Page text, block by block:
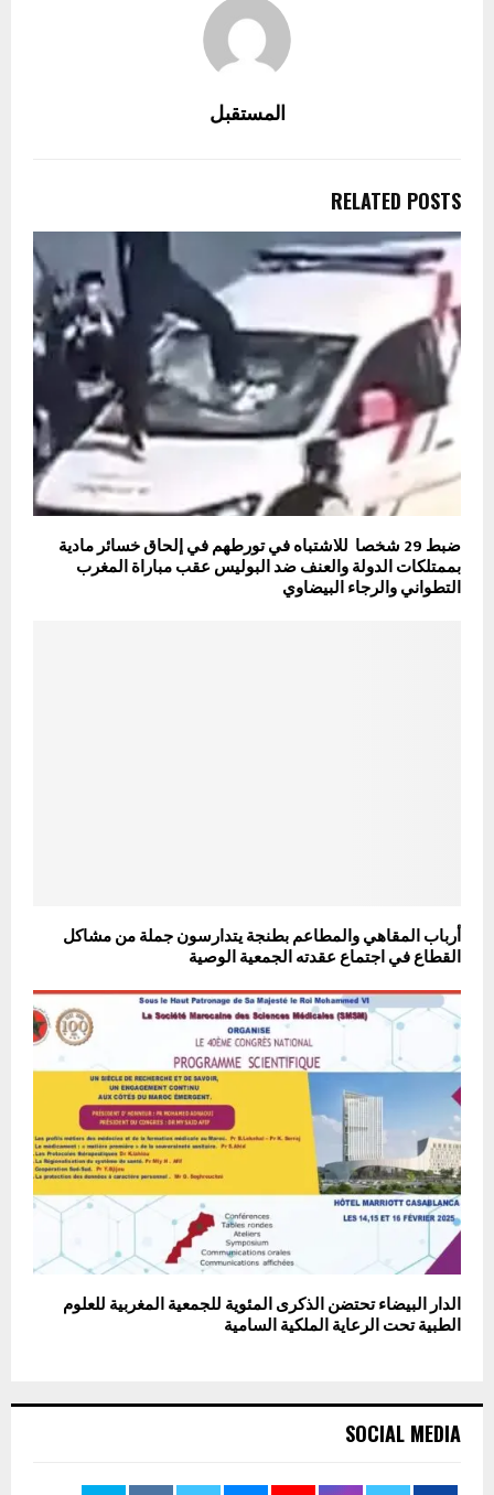
المستقبل
RELATED POSTS
ضبط 29 شخصا للاشتباه في تورطهم في إلحاق خسائر مادية
بممتلكات الدولة والعنف ضد البوليس عقب مباراة المغرب
التطواني والرجاء البيضاوي
أرباب المقاهي والمطاعم بطنجة يتدارسون جملة من مشاكل
القطاع في اجتماع عقدته الجمعية الوصية
الدار البيضاء تحتضن الذكرى المئوية للجمعية المغربية للعلوم
الطبية تحت الرعاية الملكية السامية
SOCIAL MEDIA